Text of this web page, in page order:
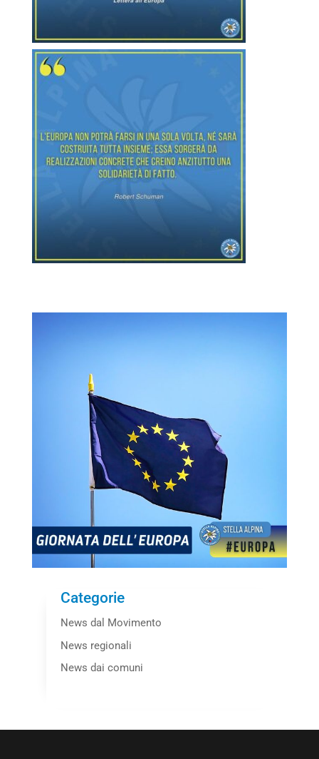
Categorie
News dal Movimento
News regionali
News dai comuni